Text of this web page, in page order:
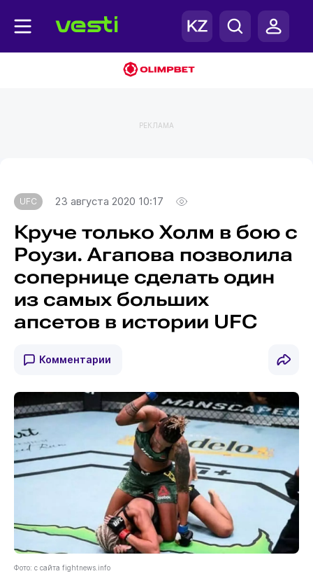
РЕКЛАМА
UFC 23 августа 2020 10:17
Круче только Холм в бою с
Роузи. Агапова позволила
сопернице сделать один
из самых больших
апсетов в истории UFC
Комментарии
Фото: с сайта fightnews.info